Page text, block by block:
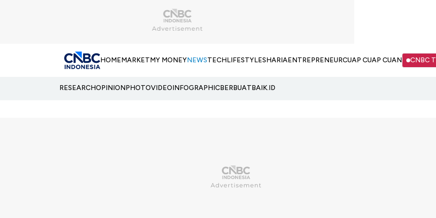
HOMEMARKETMY MONEYNEWSTECHLIFESTYLESHARIAENTREPRENEURCUAP CUAP CUAN CNBC
RESEARCHOPINIONPHOTOVIDEOINFOGRAPHICBERBUATBAIK.ID